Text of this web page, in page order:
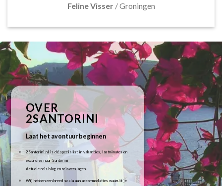
Feline Visser /Groningen
OVER
2SANTORINI
Laat het avontuur beginnen
2Santorini.nl is dé specialist in vakanties, lastminutes en
excursies naar Santorini
Actuele reis blog en reisverslagen.
Wij hebben een breed scala aan accommodaties waaruit je